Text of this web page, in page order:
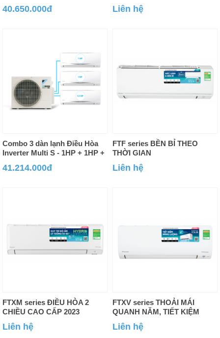
40.650.000đ
dịu nhẹ
Liên hệ
Combo 3 dàn lạnh Điều Hòa
Inverter Multi S - 1HP + 1HP +
41.214.000đ
FTF series BỀN BỈ THEO
THỜI GIAN
Liên hệ
FTXM series ĐIỀU HÒA 2
CHIỀU CAO CẤP 2023
Liên hệ
FTXV series THOẢI MÁI
QUANH NĂM, TIẾT KIỆM
VƯỢT TRỘI
Liên hệ